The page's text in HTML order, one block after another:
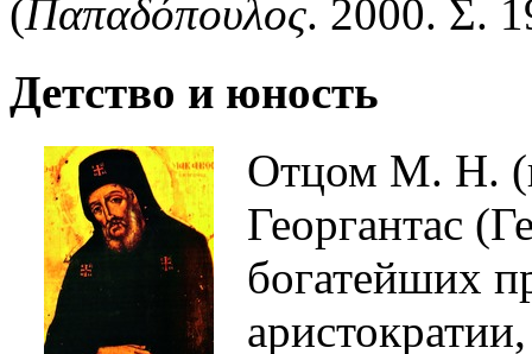
(Παπαδόπουλος. 2000. Σ.
Детство и юность
Отцом М. Н.
Георгантас
богатейших